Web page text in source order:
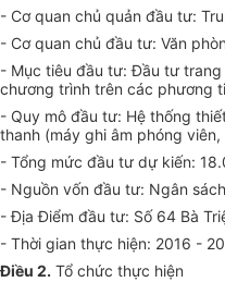
- Cơ quan chủ quản đầu tư:
- Cơquan chủ đầu tư: Văn
- Mục tiêu đầu tư: Đầu tư trang
chương trình trên các phương
- Quy mô đầu tư: Hệ thống
thanh (máy ghi âm phóng
- Tổng mức đầu tư dự kiến:
- Nguồn vốn đầu tư: Ngân
- Địa Điểm đầu tư: Số 64 Bà
- Thời gian thực hiện: 2016 -
Điều 2. Tổ chức thực hiện